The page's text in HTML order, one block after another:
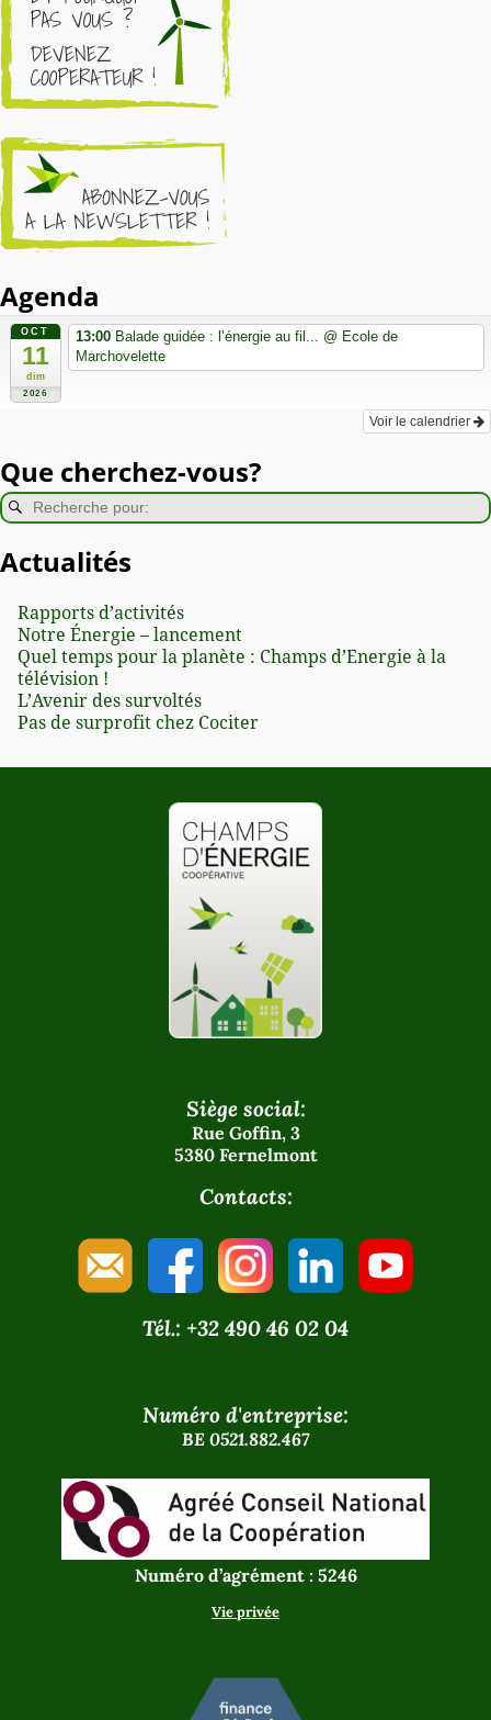
Agenda
OCT
11
dim
2026
13:00 Balade guidée : l’énergie au fil... @ Ecole de
Marchovelette
Voir le calendrier
Que cherchez-vous?
Actualités
Rapports d’activités
Notre Énergie – lancement
Quel temps pour la planète : Champs d’Energie à la
télévision !
L’Avenir des survoltés
Pas de surprofit chez Cociter
Siège social:
Rue Goffin, 3
5380 Fernelmont
Contacts:
Tél.: +32 490 46 02 04
Numéro d'entreprise:
BE 0521.882.467
Numéro d’agrément : 5246
Vie privée